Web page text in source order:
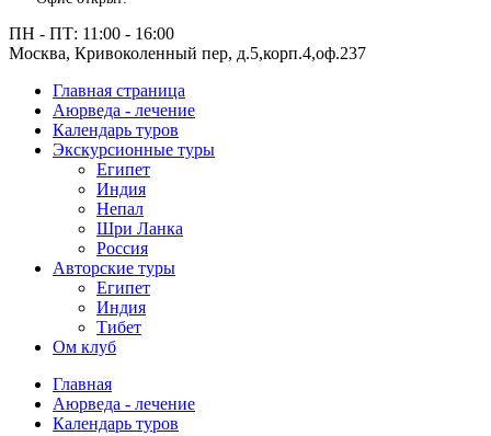
ПН - ПТ: 11:00 - 16:00
Москва, Кривоколенный пер, д.5,корп.4,оф.237
Главная страница
Аюрведа - лечение
Календарь туров
Экскурсионные туры
Египет
Индия
Непал
Шри Ланка
Россия
Авторские туры
Египет
Индия
Тибет
Ом клуб
Главная
Аюрведа - лечение
Календарь туров